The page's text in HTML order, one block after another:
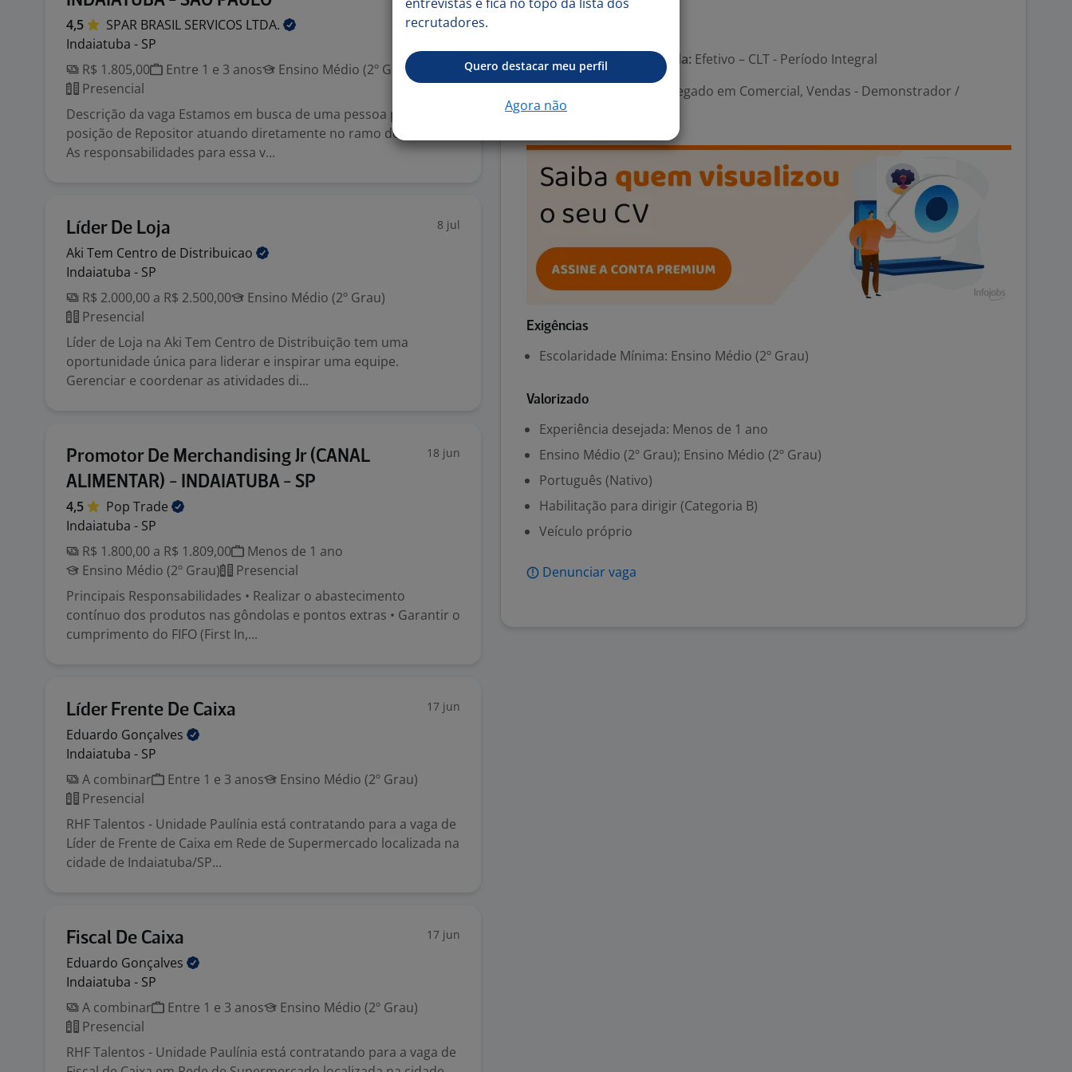
4,5 SPAR BRASIL SERVICOS LTDA.
Indaiatuba - SP
R$ 1.805,00
Entre 1 e 3 anos
Ensino Médio (2º Grau)
Presencial
Descrição da vaga Estamos em busca de uma pessoa para a
posição de Repositor atuando diretamente no ramo de Bebidas.
As responsabilidades para essa v...
Líder De Loja 8 jul
Aki Tem Centro de Distribuicao
Indaiatuba - SP
R$ 2.000,00 a R$ 2.500,00
Ensino Médio (2º Grau)
Presencial
Líder de Loja na Aki Tem Centro de Distribuição tem uma
oportunidade única para liderar e inspirar uma equipe.
Gerenciar e coordenar as atividades di...
Promotor De Merchandising Jr (CANAL
ALIMENTAR) - INDAIATUBA - SP
18 jun
4,5 Pop Trade
Indaiatuba - SP
R$ 1.800,00 a R$ 1.809,00
Menos de 1 ano
Ensino Médio (2º Grau)
Presencial
Principais Responsabilidades • Realizar o abastecimento
contínuo dos produtos nas gôndolas e pontos extras • Garantir o
cumprimento do FIFO (First In,...
Líder Frente De Caixa 17 jun
Eduardo Gonçalves
Indaiatuba - SP
A combinar
Entre 1 e 3 anos
Ensino Médio (2º Grau)
Presencial
RHF Talentos - Unidade Paulínia está contratando para a vaga de
Líder de Frente de Caixa em Rede de Supermercado localizada na
cidade de Indaiatuba/SP...
Fiscal De Caixa 17 jun
Eduardo Gonçalves
Indaiatuba - SP
A combinar
Entre 1 e 3 anos
Ensino Médio (2º Grau)
Presencial
RHF Talentos - Unidade Paulínia está contratando para a vaga de
Tipo de contrato e Jornada: Efetivo – CLT - Período Integral
Encarregado em Comercial, Vendas - Demonstrador /
Promotor
Exigências
Escolaridade Mínima: Ensino Médio (2º Grau)
Valorizado
Experiência desejada: Menos de 1 ano
Ensino Médio (2º Grau); Ensino Médio (2º Grau)
Português (Nativo)
Habilitação para dirigir (Categoria B)
Veículo próprio
Denunciar vaga
recrutadores.
Quero destacar meu perfil
Agora não